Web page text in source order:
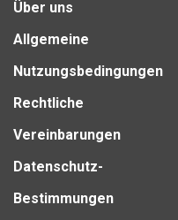
Über uns
Allgemeine
Nutzungsbedingungen
Rechtliche
Vereinbarungen
Datenschutz-
Bestimmungen